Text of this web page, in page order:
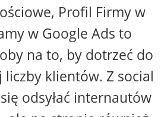
Profil Firmy w
w Google Ads to
na to, by dotrzeć do
liczby klientów. Z social
odsyłać internautów